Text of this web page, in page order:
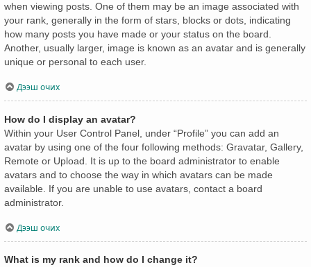
when viewing posts. One of them may be an image associated with
your rank, generally in the form of stars, blocks or dots, indicating
how many posts you have made or your status on the board.
Another, usually larger, image is known as an avatar and is generally
unique or personal to each user.
Дээш очих
How do I display an avatar?
Within your User Control Panel, under “Profile” you can add an
avatar by using one of the four following methods: Gravatar, Gallery,
Remote or Upload. It is up to the board administrator to enable
avatars and to choose the way in which avatars can be made
available. If you are unable to use avatars, contact a board
administrator.
Дээш очих
What is my rank and how do I change it?